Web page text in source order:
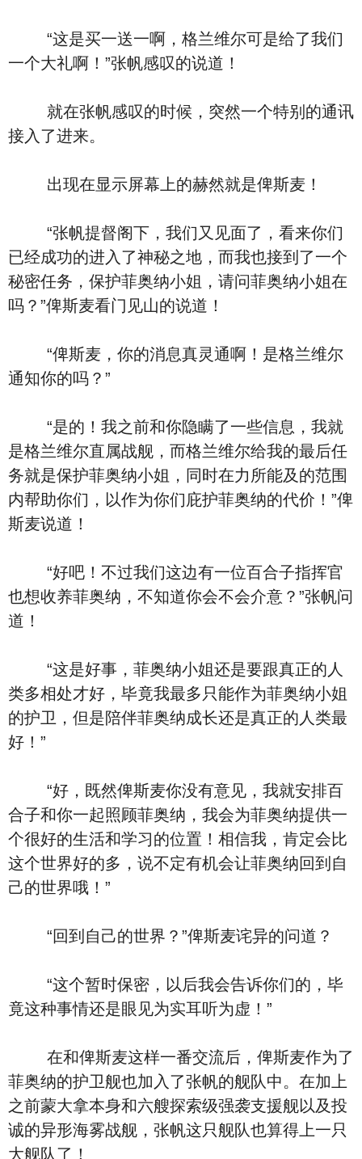
“这是买一送一啊，格兰维尔可是给了我们
一个大礼啊！”张帆感叹的说道！
就在张帆感叹的时候，突然一个特别的通讯
接入了进来。
出现在显示屏幕上的赫然就是俾斯麦！
“张帆提督阁下，我们又见面了，看来你们
已经成功的进入了神秘之地，而我也接到了一个
秘密任务，保护菲奥纳小姐，请问菲奥纳小姐在
吗？”俾斯麦看门见山的说道！
“俾斯麦，你的消息真灵通啊！是格兰维尔
通知你的吗？”
“是的！我之前和你隐瞒了一些信息，我就
是格兰维尔直属战舰，而格兰维尔给我的最后任
务就是保护菲奥纳小姐，同时在力所能及的范围
内帮助你们，以作为你们庇护菲奥纳的代价！”俾
斯麦说道！
“好吧！不过我们这边有一位百合子指挥官
也想收养菲奥纳，不知道你会不会介意？”张帆问
道！
“这是好事，菲奥纳小姐还是要跟真正的人
类多相处才好，毕竟我最多只能作为菲奥纳小姐
的护卫，但是陪伴菲奥纳成长还是真正的人类最
好！”
“好，既然俾斯麦你没有意见，我就安排百
合子和你一起照顾菲奥纳，我会为菲奥纳提供一
个很好的生活和学习的位置！相信我，肯定会比
这个世界好的多，说不定有机会让菲奥纳回到自
己的世界哦！”
“回到自己的世界？”俾斯麦诧异的问道？
“这个暂时保密，以后我会告诉你们的，毕
竟这种事情还是眼见为实耳听为虚！”
在和俾斯麦这样一番交流后，俾斯麦作为了
菲奥纳的护卫舰也加入了张帆的舰队中。在加上
之前蒙大拿本身和六艘探索级强袭支援舰以及投
诚的异形海雾战舰，张帆这只舰队也算得上一只
大舰队了！